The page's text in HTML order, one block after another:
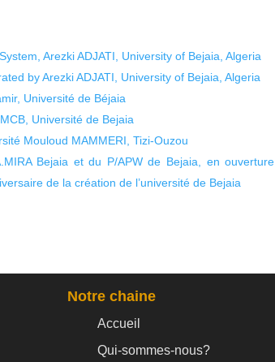
Arezki ADJATI, University of Bejaia, Algeria
by Arezki ADJATI, University of Bejaia, Algeria
Université de Béjaia
Université de Bejaia
Mouloud MAMMERI, Tizi-Ouzou
Bejaia et du P/APW de Bejaia, en ouverture
de la création de l’université de Bejaia
Notre chaine
Accueil
Qui-sommes-nous?